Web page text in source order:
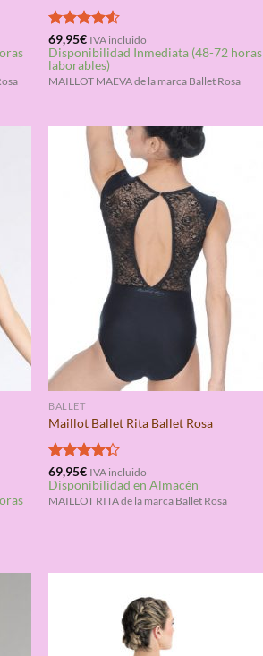
Valorado
con4.50
de 5
69,95€ IVA incluido
Disponibilidad Inmediata (48-72 horas
laborables)
MAILLOT MAEVA de la marca Ballet Rosa
BALLET
Maillot Ballet Rita Ballet Rosa
Valorado
con4.33
de 5
69,95€ IVA incluido
Disponibilidad en Almacén
MAILLOT RITA de la marca Ballet Rosa